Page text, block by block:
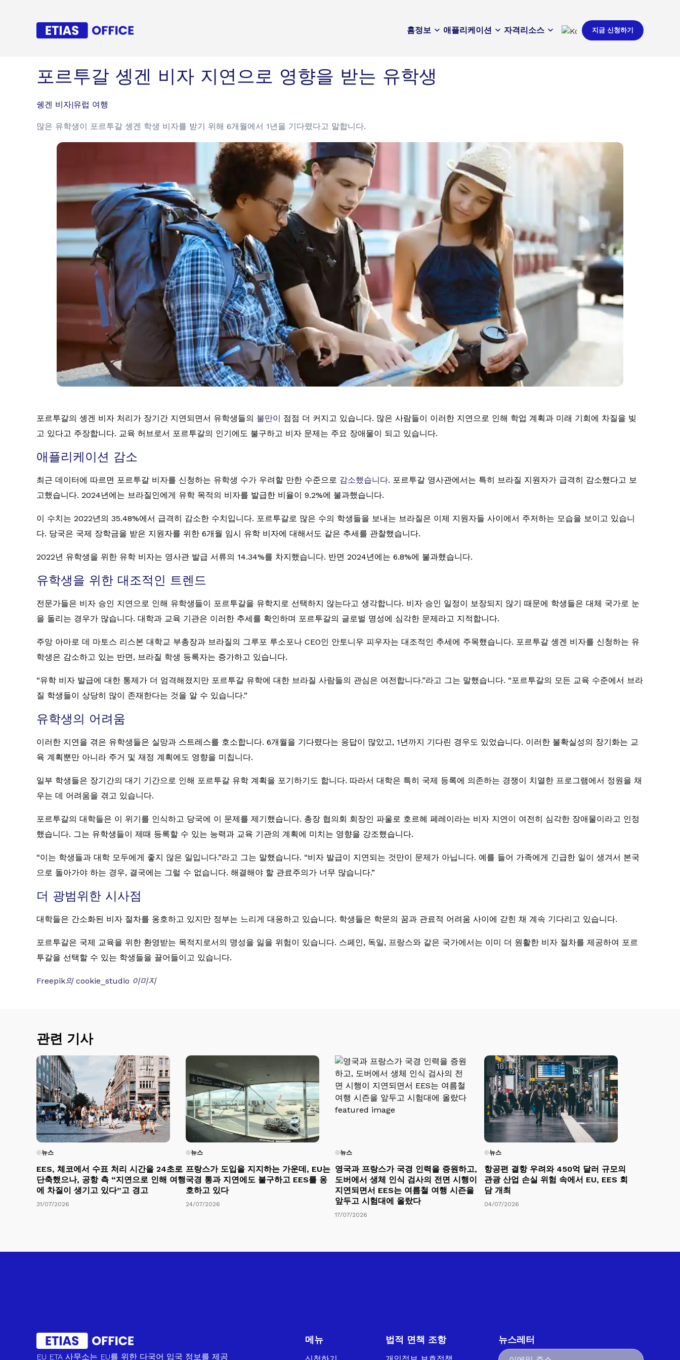
홈정보 애플리케이션 자격리소스 지금 신청하기
포르투갈 솅겐 비자 지연으로 영향을 받는 유학생
쉥겐 비자|유럽 여행
많은 유학생이 포르투갈 솅겐 학생 비자를 받기 위해 6개월에서 1년을 기다렸다고 말합니다.
포르투갈의 솅겐 비자 처리가 장기간 지연되면서 유학생들의 불만이
점점 더 커지고 있습니다. 많은 사람들이 이러한 지연으로 인해 학업 계획과 미래 기회에 차질을 빚
고 있다고 주장합니다. 교육 허브로서 포르투갈의 인기에도 불구하고 비자 문제는 주요 장애물이 되고 있습니다.
애플리케이션 감소
최근 데이터에 따르면 포르투갈 비자를 신청하는 유학생 수가 우려할 만한 수준으로 감소했습니다. 포르투갈 영사관에서는 특히 브라질 지원자가 급격히 감소했다고 보
고했습니다. 2024년에는 브라질인에게 유학 목적의 비자를 발급한 비율이 9.2%에 불과했습니다.
이 수치는 2022년의 35.48%에서 급격히 감소한 수치입니다. 포르투갈로 많은 수의 학생들을 보내는 브라질은 이제 지원자들 사이에서 주저하는 모습을 보이고 있습니
다. 당국은 국제 장학금을 받은 지원자를 위한 6개월 임시 유학 비자에 대해서도 같은 추세를 관찰했습니다.
2022년 유학생을 위한 유학 비자는 영사관 발급 서류의 14.34%를 차지했습니다. 반면 2024년에는 6.8%에 불과했습니다.
유학생을 위한 대조적인 트렌드
전문가들은 비자 승인 지연으로 인해 유학생들이 포르투갈을 유학지로 선택하지 않는다고 생각합니다. 비자 승인 일정이 보장되지 않기 때문에 학생들은 대체 국가로 눈
을 돌리는 경우가 많습니다. 대학과 교육 기관은 이러한 추세를 확인하며 포르투갈의 글로벌 명성에 심각한 문제라고 지적합니다.
주앙 아마로 데 마토스 리스본 대학교 부총장과 브라질의 그루포 루소포나 CEO인 안토니우 피우자는 대조적인 추세에 주목했습니다. 포르투갈 솅겐 비자를 신청하는 유
학생은 감소하고 있는 반면, 브라질 학생 등록자는 증가하고 있습니다.
“유학 비자 발급에 대한 통제가 더 엄격해졌지만 포르투갈 유학에 대한 브라질 사람들의 관심은 여전합니다.”라고 그는 말했습니다. “포르투갈의 모든 교육 수준에서 브라
질 학생들이 상당히 많이 존재한다는 것을 알 수 있습니다.”
유학생의 어려움
이러한 지연을 겪은 유학생들은 실망과 스트레스를 호소합니다. 6개월을 기다렸다는 응답이 많았고, 1년까지 기다린 경우도 있었습니다. 이러한 불확실성의 장기화는 교
육 계획뿐만 아니라 주거 및 재정 계획에도 영향을 미칩니다.
일부 학생들은 장기간의 대기 기간으로 인해 포르투갈 유학 계획을 포기하기도 합니다. 따라서 대학은 특히 국제 등록에 의존하는 경쟁이 치열한 프로그램에서 정원을 채
우는 데 어려움을 겪고 있습니다.
포르투갈의 대학들은 이 위기를 인식하고 당국에 이 문제를 제기했습니다. 총장 협의회 회장인 파울로 호르헤 페레이라는 비자 지연이 여전히 심각한 장애물이라고 인정
했습니다. 그는 유학생들이 제때 등록할 수 있는 능력과 교육 기관의 계획에 미치는 영향을 강조했습니다.
“이는 학생들과 대학 모두에게 좋지 않은 일입니다.”라고 그는 말했습니다. “비자 발급이 지연되는 것만이 문제가 아닙니다. 예를 들어 가족에게 긴급한 일이 생겨서 본국
으로 돌아가야 하는 경우, 결국에는 그럴 수 없습니다. 해결해야 할 관료주의가 너무 많습니다.”
더 광범위한 시사점
대학들은 간소화된 비자 절차를 옹호하고 있지만 정부는 느리게 대응하고 있습니다. 학생들은 학문의 꿈과 관료적 어려움 사이에 갇힌 채 계속 기다리고 있습니다.
포르투갈은 국제 교육을 위한 환영받는 목적지로서의 명성을 잃을 위험이 있습니다. 스페인, 독일, 프랑스와 같은 국가에서는 이미 더 원활한 비자 절차를 제공하여 포르
투갈을 선택할 수 있는 학생들을 끌어들이고 있습니다.
Freepik의 cookie_studio 이미지
관련 기사
뉴스
EES, 체코에서 수표 처리 시간을 24초로
단축했으나, 공항 측 “지연으로 인해 여행
에 차질이 생기고 있다”고 경고
31/07/2026
뉴스
프랑스가 도입을 지지하는 가운데, EU는
국경 통과 지연에도 불구하고 EES를 옹
호하고 있다
24/07/2026
뉴스
영국과 프랑스가 국경 인력을 증원하고,
도버에서 생체 인식 검사의 전면 시행이
지연되면서 EES는 여름철 여행 시즌을
앞두고 시험대에 올랐다
17/07/2026
뉴스
항공편 결항 우려와 450억 달러 규모의
관광 산업 손실 위험 속에서 EU, EES 회
담 개최
04/07/2026
EU ETA 사무소는 EU를 위한 다국어 입국 정보를 제공
메뉴 법적 면책 조항 뉴스레터